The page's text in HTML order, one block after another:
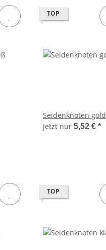
TOP
Seidenknoten gold
jetzt nur 5,52 € *
TOP